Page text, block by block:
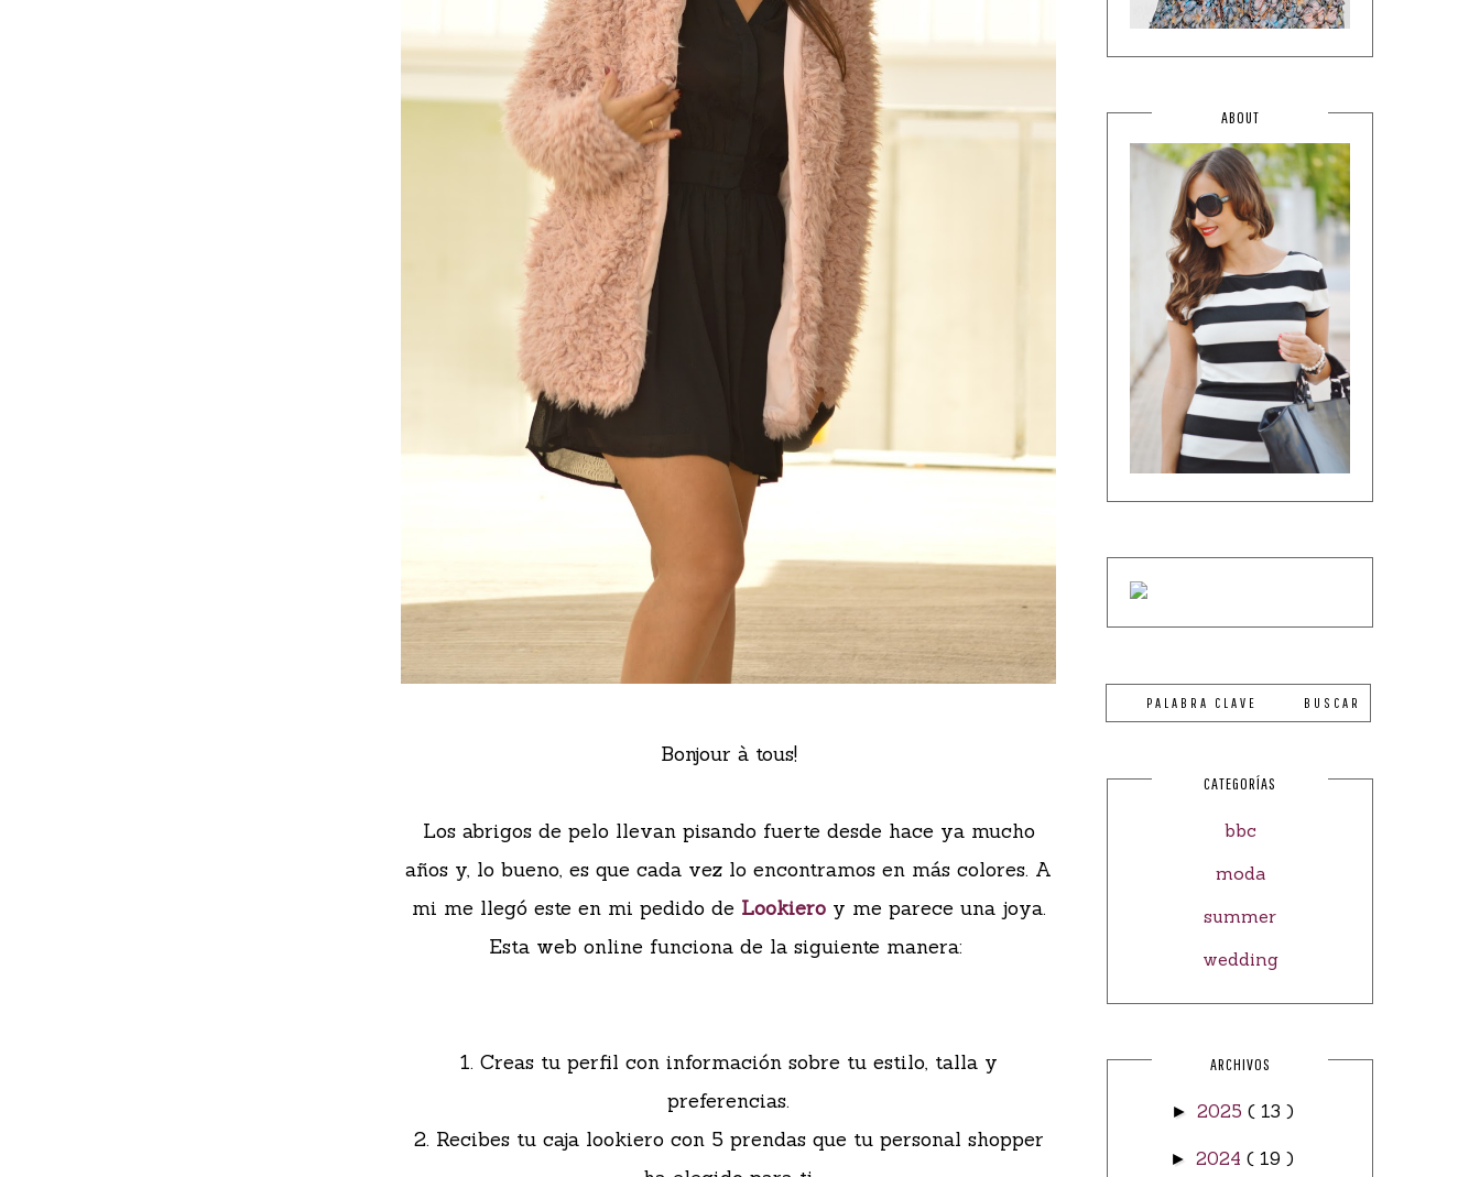
Bonjour à tous!
Los abrigos de pelo llevan pisando fuerte desde hace ya mucho
años y, lo bueno, es que cada vez lo encontramos en más colores. A
mi me llegó este en mi pedido de Lookieroy me parece una joya.
Esta web online funciona de la siguiente manera:
1. Creas tu perfil con información sobre tu estilo, talla y
preferencias.
2. Recibes tu caja lookiero con 5 prendas que tu personal shopper
ABOUT
CATEGORÍAS
bbc
moda
summer
wedding
ARCHIVOS
► 2025 ( 13 )
►2024( 19 )